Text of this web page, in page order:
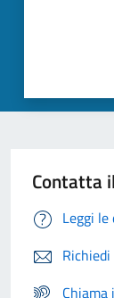
Contatta
Leggi